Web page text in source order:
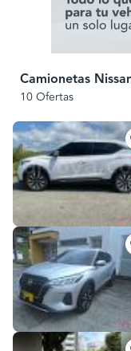
Camionetas
10 Ofertas